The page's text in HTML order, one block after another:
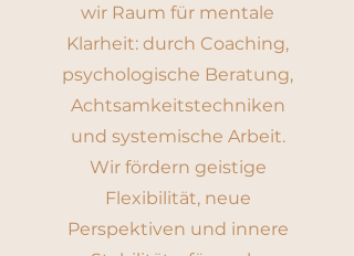
wir Raum für mentale
Klarheit: durch Coaching,
psychologische Beratung,
Achtsamkeitstechniken
und systemische Arbeit.
Wir fördern geistige
Flexibilität, neue
Perspektiven und innere